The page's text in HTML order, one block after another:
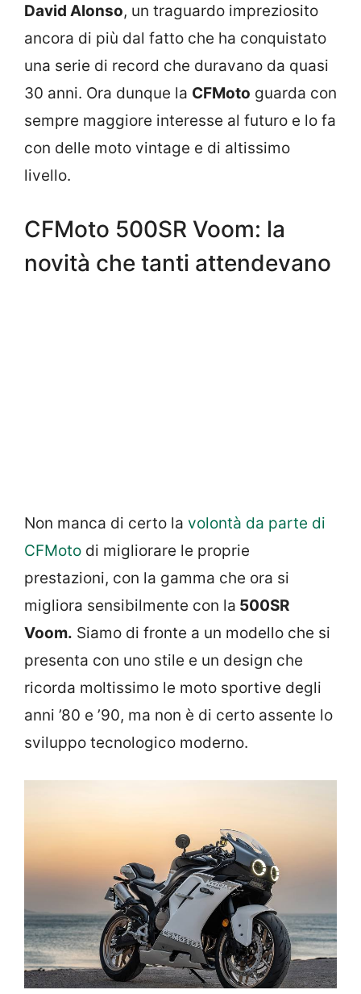
David Alonso, un traguardo impreziosito
ancora di più dal fatto che ha conquistato
una serie di record che duravano da quasi
30 anni. Ora dunque la CFMoto guarda con
sempre maggiore interesse al futuro e lo fa
con delle moto vintage e di altissimo
livello.
CFMoto 500SR Voom: la
novità che tanti attendevano
Non manca di certo la volontà da parte di
CFMoto di migliorare le proprie
prestazioni, con la gamma che ora si
migliora sensibilmente con la 500SR
Voom. Siamo di fronte a un modello che si
presenta con uno stile e un design che
ricorda moltissimo le moto sportive degli
anni ’80 e ’90, ma non è di certo assente lo
sviluppo tecnologico moderno.